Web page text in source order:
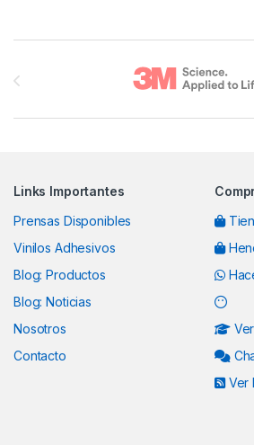
Links Importantes
Prensas Disponibles
Vinilos Adhesivos
Blog: Productos
Blog: Noticias
Nosotros
Contacto
Ver
Ver